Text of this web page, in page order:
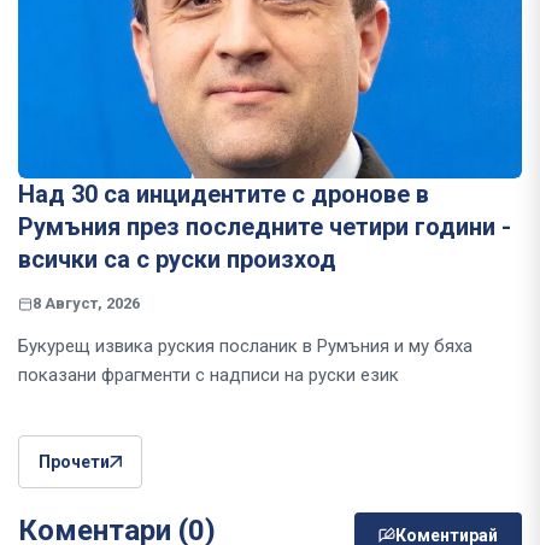
Над 30 са инцидентите с дронове в
Румъния през последните четири години -
всички са с руски произход
8 Август, 2026
Букурещ извика руския посланик в Румъния и му бяха
показани фрагменти с надписи на руски език
Прочети
Коментари (0) Коментирай